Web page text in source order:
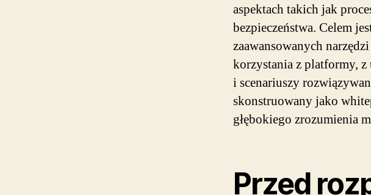
aspektach takich jak
bezpieczeństwa. Celem
zaawansowanych
korzystania z platformy, z
i scenariuszy
skonstruowany jako
głębokiego zrozumienia
Przed